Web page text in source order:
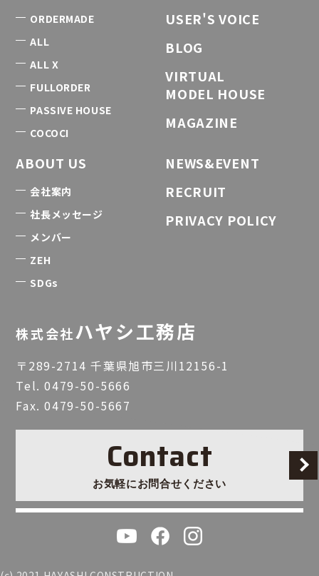
ORDERMADE
ALL
ALL X
FULLORDER
PASSIVE HOUSE
COCOCI
USER'S VOICE
BLOG
VIRTUAL
MODEL HOUSE
MAGAZINE
ABOUT US
会社案内
社長メッセージ
メンバー
ZEH
SDGs
NEWS&EVENT
RECRUIT
PRIVACY POLICY
株式会社ハヤシ工務店
〒289-2714 千葉県旭市三川12156-1
Tel.0479-50-5666
Fax. 0479-50-5667
Contact
お気軽にお問合せください